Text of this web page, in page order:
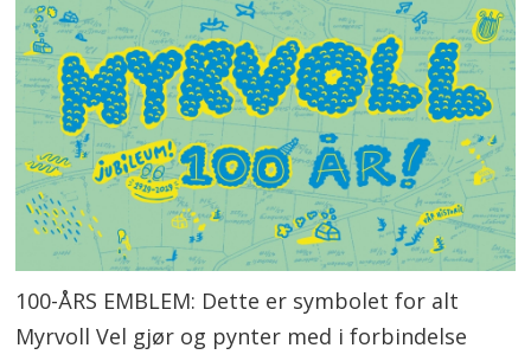
100-ÅRS EMBLEM: Dette er symbolet for alt
Myrvoll Vel gjør og pynter med i forbindelse